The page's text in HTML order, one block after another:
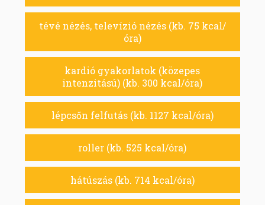
tévé nézés, televízió nézés (kb. 75 kcal/
óra)
kardió gyakorlatok (közepes
intenzitású) (kb. 300 kcal/óra)
lépcsőn felfutás (kb. 1127 kcal/óra)
roller (kb. 525 kcal/óra)
hátúszás (kb. 714 kcal/óra)